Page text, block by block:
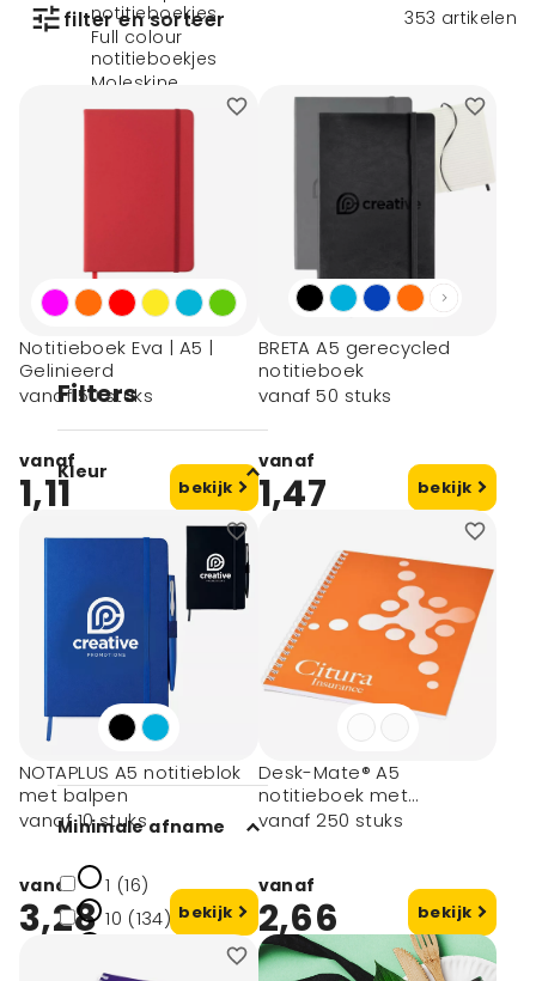
notitieboekjes
Full colour
notitieboekjes
Moleskine
notitieboekjes
Alle notitieboekjes
Mappen
Kalenders
Filters
Kleur
Wit (103)
Zwart (197)
Blauw (128)
Rood (86)
Oranje (39)
Minimale afname
1 (16)
10 (134)
zeker weten te waarderen als relatiegeschenk.
Notitieboeken zijn verkrijgbaar in vele uitvoeringen en
prachtig te bedrukken. Promofit doet dit snel en voor
lage prijzen!
filter en sorteer 353 artikelen
Notitieboek Eva | A5 |
Gelinieerd
vanaf 50 stuks
vanaf
1,11 bekijk
BRETA A5 gerecycled
notitieboek
vanaf 50 stuks
vanaf
1,47 bekijk
NOTAPLUS A5 notitieblok
met balpen
vanaf 10 stuks
vanaf
3,28 bekijk
Desk-Mate® A5
notitieboek met
synthetische omslag
vanaf 250 stuks
vanaf
2,66 bekijk